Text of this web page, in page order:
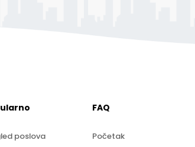
poslova
FAQ
Početak